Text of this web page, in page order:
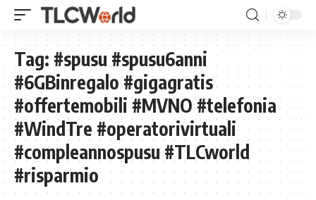
Tag: #spusu #spusu6anni
#6GBinregalo #gigagratis
#offertemobili #MVNO #telefonia
#WindTre #operatorivirtuali
#compleannospusu #TLCworld
#risparmio